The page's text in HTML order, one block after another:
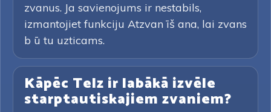
zvanus. Ja savienojums ir nestabils,
izmantojiet funkciju Atzvan īš ana, lai zvans
b ū tu uzticams.
Kāpēc Telz ir labākā izvēle
starptautiskajiem zvaniem?